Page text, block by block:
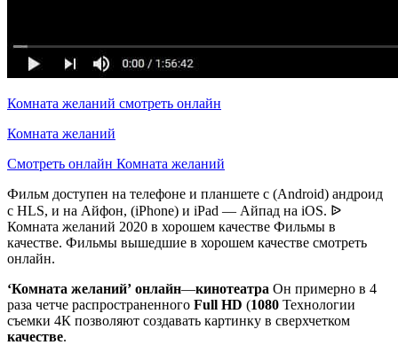
Комната желаний смотреть онлайн
Комната желаний
Смотреть онлайн Комната желаний
Фильм доступен на телефоне и планшете с (Android) андроид
с HLS, и на Айфон, (iPhone) и iPad — Айпад на iOS. ᐉ
Комната желаний 2020 в хорошем качестве Фильмы в
качестве. Фильмы вышедшие в хорошем качестве смотреть
онлайн.
‘Комната желаний’ онлайн—кинотеатра Он примерно в 4
раза четче распространенного Full HD (1080 Технологии
съемки 4К позволяют создавать картинку в сверхчетком
качестве.